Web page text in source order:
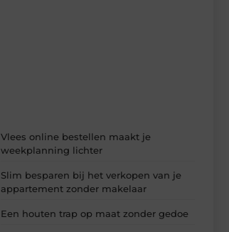
Vlees online bestellen maakt je
weekplanning lichter
Slim besparen bij het verkopen van je
appartement zonder makelaar
Een houten trap op maat zonder gedoe